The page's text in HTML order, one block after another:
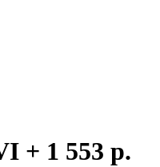
+ 1 553 p.